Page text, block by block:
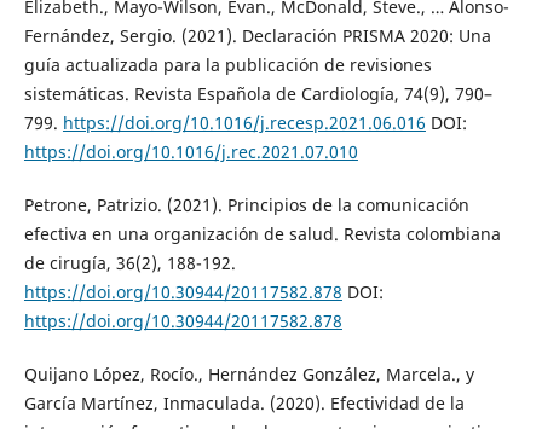
Elizabeth., Mayo-Wilson, Evan., McDonald, Steve., … Alonso-
Fernández, Sergio. (2021). Declaración PRISMA 2020: Una
guía actualizada para la publicación de revisiones
sistemáticas. Revista Española de Cardiología, 74(9), 790–
799. https://doi.org/10.1016/j.recesp.2021.06.016 DOI:
https://doi.org/10.1016/j.rec.2021.07.010
Petrone, Patrizio. (2021). Principios de la comunicación
efectiva en una organización de salud. Revista colombiana
de cirugía, 36(2), 188-192.
https://doi.org/10.30944/20117582.878 DOI:
https://doi.org/10.30944/20117582.878
Quijano López, Rocío., Hernández González, Marcela., y
García Martínez, Inmaculada. (2020). Efectividad de la